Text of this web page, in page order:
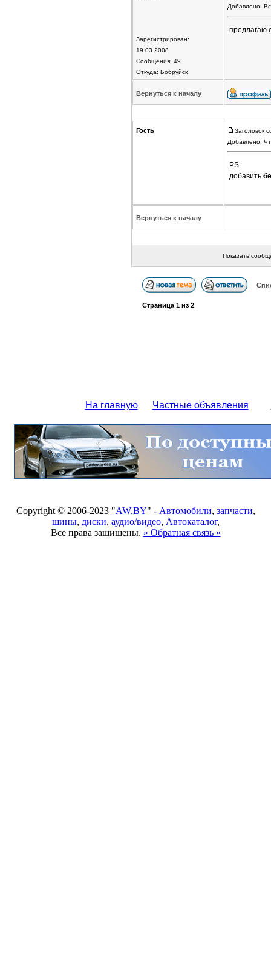
Зарегистрирован:
19.03.2008
Сообщения: 49
Откуда: Бобруйск
Добавлено:
предлагаю
Вернуться к началу
Гость
Заголовок
Добавлено:
PS
добавить
Вернуться к началу
Показать
Страница 1из 2
На главную Частные объявления
Copyright © 2006-2023 "AW.BY" - Автомобили, запчасти,
шины, диски, аудио/видео, Автокаталог,
Все права защищены. » Обратная связь «